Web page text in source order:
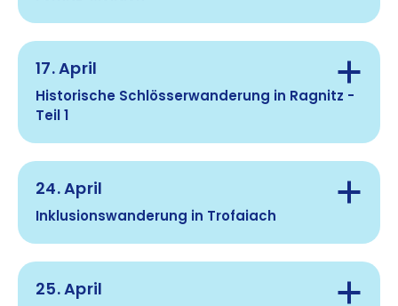
Treffpunkt:
Route:
17. April
Historische Schlösserwanderung in Ragnitz -
Teil 1
Treffpunkt:
Gehzeit:
24. April
Inklusionswanderung in Trofaiach
Treffpunkt:
25. April